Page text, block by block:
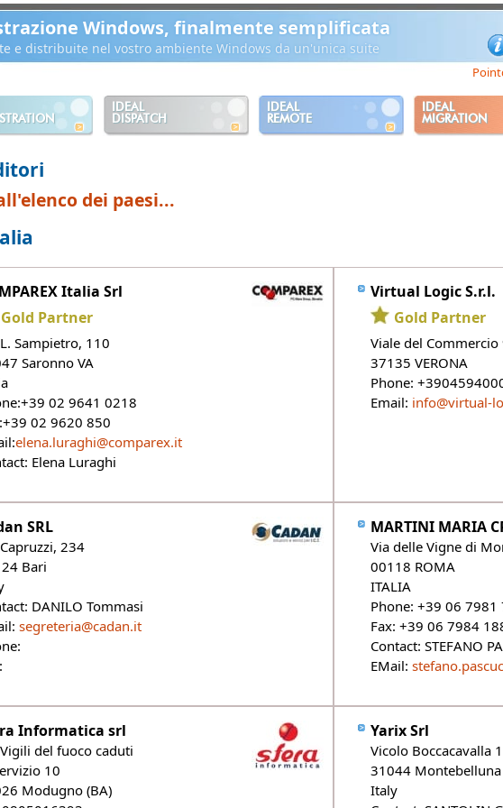
Windows, finalmente semplificata
e distribuite nel vostro ambiente Windows da un'unica suite
IDEAL
DISPATCH
IDEAL
REMOTE
IDEAL
MIGRATION
dei paesi...
Italia Srl
Gold Partner
Sampietro, 110
Saronno VA
02 9641 0218
02 9620 850
elena.luraghi@comparex.it
Elena Luraghi
Virtual Logic S.r.l.
Gold Partner
Viale del Commercio
37135 VERONA
Phone:
Email: info@virtual-
SRL
234
Bari
DANILO Tommasi
segreteria@cadan.it
MARTINI MARIA
Via delle Vigne di
00118 ROMA
ITALIA
Phone: +39 06 7981
Fax: +39 06 7984
Contact: STEFANO
EMail:
Informatica srl
del fuoco caduti
10
Modugno (BA)
Yarix Srl
Vicolo Boccacavalla
31044 Montebelluna
Italy